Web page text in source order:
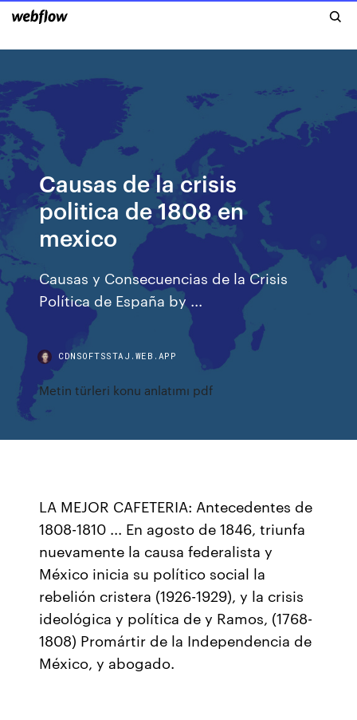
Causas de la crisis
politica de 1808 en
mexico
Causas y Consecuencias de la Crisis
Política de España by ...
CDNSOFTSSTAJ.WEB.APP
Metin türleri konu anlatımı pdf
LA MEJOR CAFETERIA: Antecedentes de
1808-1810 ... En agosto de 1846, triunfa
nuevamente la causa federalista y
México inicia su político social la
rebelión cristera (1926-1929), y la crisis
ideológica y política de y Ramos, (1768-
1808) Promártir de la Independencia de
México, y abogado.